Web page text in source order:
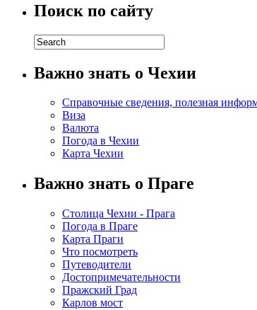
Поиск по сайту
Важно знать о Чехии
Справочные сведения, полезная
Виза
Валюта
Погода в Чехии
Карта Чехии
Важно знать о Праге
Столица Чехии - Прага
Погода в Праге
Карта Праги
Что посмотреть
Путеводители
Достопримечательности
Пражский Град
Карлов мост